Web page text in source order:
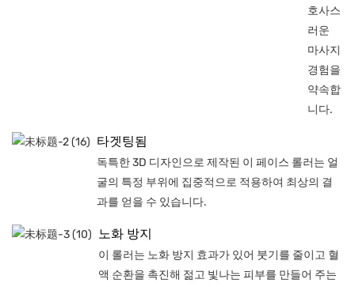
호사스
러운
마사지
경험을
약속합
니다.
타겟팅됨
독특한 3D 디자인으로 제작된 이 페이스 롤러는 얼
굴의 특정 부위에 집중적으로 적용하여 최상의 결
과를 얻을 수 있습니다.
노화 방지
이 롤러는 노화 방지 효과가 있어 붓기를 줄이고 혈
액 순환을 촉진해 젊고 빛나는 피부를 만들어 주는